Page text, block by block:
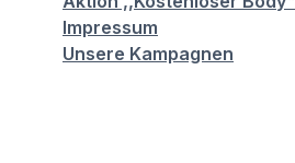
Impressum
Unsere Kampagnen